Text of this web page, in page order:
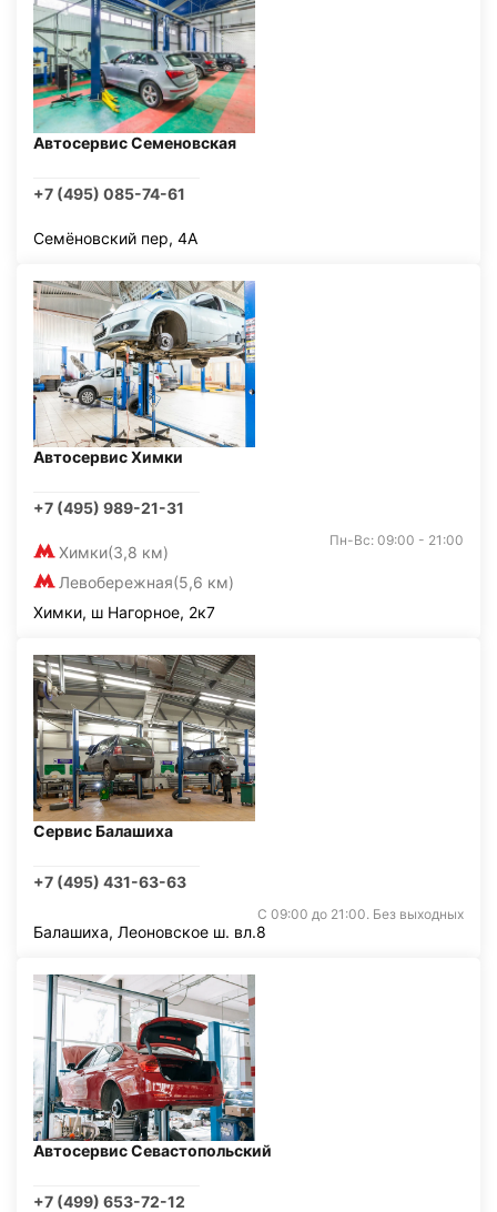
Автосервис Семеновская
+7 (495) 085-74-61
Семёновский пер, 4А
Автосервис Химки
+7 (495) 989-21-31
Химки(3,8 км)
Левобережная(5,6 км)
Пн-Вс: 09:00 - 21:00
Химки, ш Нагорное, 2к7
Сервис Балашиха
+7 (495) 431-63-63
С 09:00 до 21:00. Без выходных
Балашиха, Леоновское ш. вл.8
Автосервис Севастопольский
+7 (499) 653-72-12